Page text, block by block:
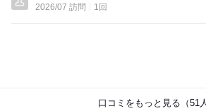
2026/07 訪問
1回
口コミをもっと見る（51人